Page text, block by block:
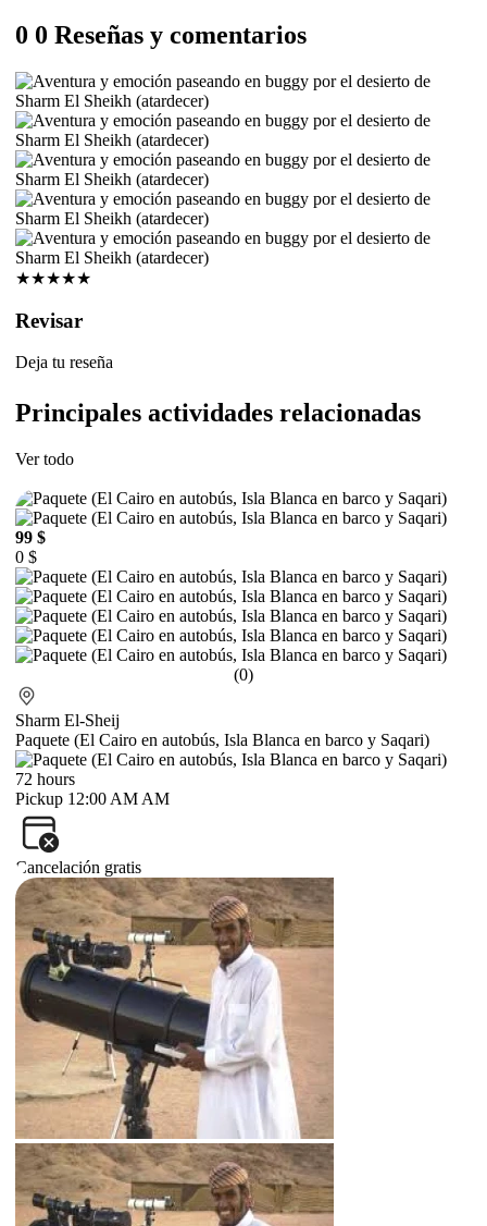
0 0 Reseñas y comentarios
★★★★★
Revisar
Deja tu reseña
Principales actividades relacionadas
Ver todo
99 $
0 $
(0)
Sharm El-Sheij
Paquete (El Cairo en autobús, Isla Blanca en barco y Saqari)
72 hours
Pickup 12:00 AM AM
Cancelación gratis